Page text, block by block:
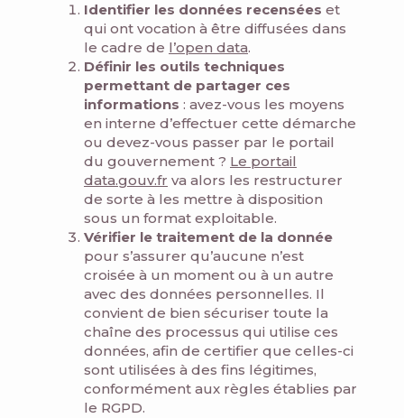
Identifier les données recensées et
qui ont vocation à être diffusées dans
le cadre de l’open data.
Définir les outils techniques
permettant de partager ces
informations : avez-vous les moyens
en interne d’effectuer cette démarche
ou devez-vous passer par le portail
du gouvernement ? Le portail
data.gouv.fr va alors les restructurer
de sorte à les mettre à disposition
sous un format exploitable.
Vérifier le traitement de la donnée
pour s’assurer qu’aucune n’est
croisée à un moment ou à un autre
avec des données personnelles. Il
convient de bien sécuriser toute la
chaîne des processus qui utilise ces
données, afin de certifier que celles-ci
sont utilisées à des fins légitimes,
conformément aux règles établies par
le RGPD.